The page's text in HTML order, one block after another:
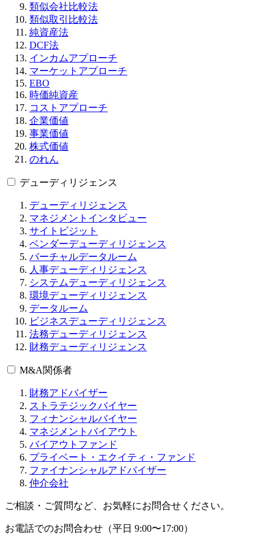
類似会社比較法
類似取引比較法
純資産法
DCF法
インカムアプローチ
マーケットアプローチ
EBO
時価純資産
コストアプローチ
企業価値
事業価値
株式価値
のれん
デューディリジェンス
デューディリジェンス
マネジメントインタビュー
サイトビジット
ベンダーデューディリジェンス
バーチャルデータルーム
人事デューディリジェンス
システムデューディリジェンス
環境デューディリジェンス
データルーム
ビジネスデューディリジェンス
法務デューディリジェンス
財務デューディリジェンス
M&A関係者
財務アドバイザー
ストラテジックバイヤー
フィナンシャルバイヤー
マネジメントバイアウト
バイアウトファンド
プライベート・エクイティ・ファンド
ファイナンシャルアドバイザー
仲介会社
ご相談・ご質問など、お気軽にお問合せください。
お電話でのお問合わせ（平日 9:00〜17:00）